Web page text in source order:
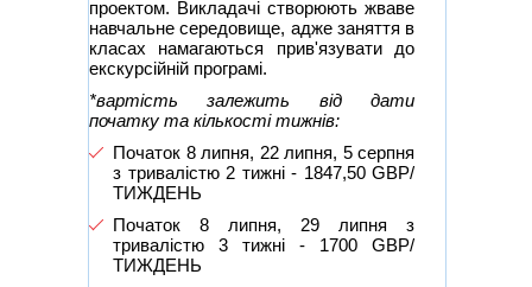
проектом. Викладачі створюють жваве
навчальне середовище, адже заняття в
класах намагаються прив'язувати до
екскурсійній програмі.
*вартість залежить від дати
початку та кількості тижнів:
Початок 8 липня, 22 липня, 5 серпня
з тривалістю 2 тижні - 1847,50 GBP/
ТИЖДЕНЬ
Початок 8 липня, 29 липня з
тривалістю 3 тижні - 1700 GBP/
ТИЖДЕНЬ